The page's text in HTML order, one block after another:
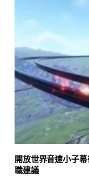
開放世界音速小子
職建議